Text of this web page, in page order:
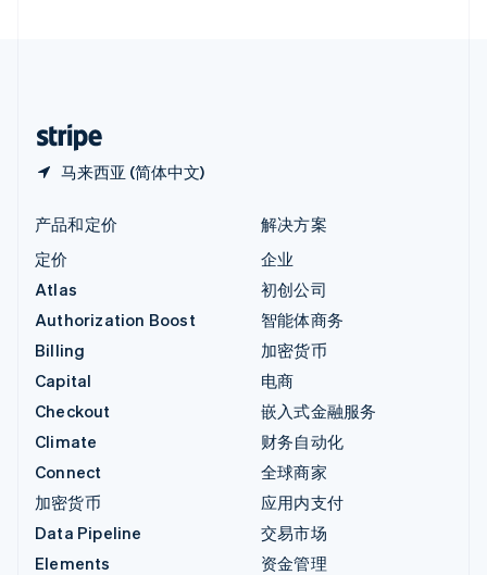
马来西亚 (简体中文)
产品和定价
定价
Atlas
Authorization Boost
Billing
Capital
Checkout
Climate
Connect
加密货币
Data Pipeline
Elements
解决方案
企业
初创公司
智能体商务
加密货币
电商
嵌入式金融服务
财务自动化
全球商家
应用内支付
交易市场
资金管理